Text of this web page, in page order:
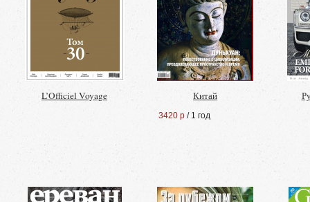
L’Officiel Voyage Китай
3420 р / 1 год